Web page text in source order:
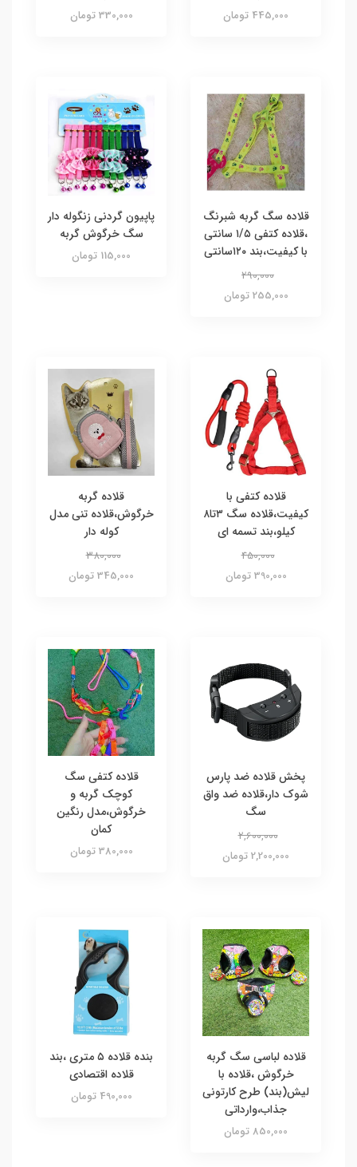
445,000 تومان
330,000 تومان
قلاده سگ گربه شبرنگ
،قلاده کتفی ۱/۵ سانتی
با کیفیت،بند ۱۲۰سانتی
290,000
255,000 تومان
پاپیون گردنی زنگوله دار
سگ خرگوش گربه
115,000 تومان
قلاده کتفی با
کیفیت،قلاده سگ ۳تا۸
کیلو،بند تسمه ای
450,000
390,000 تومان
قلاده گربه
خرگوش،قلاده تنی مدل
کوله دار
380,000
345,000 تومان
پخش قلاده ضد پارس
شوک دار،قلاده ضد واق
سگ
2,600,000
2,200,000 تومان
قلاده کتفی سگ
کوچک گربه و
خرگوش،مدل رنگین
کمان
380,000 تومان
قلاده لباسی سگ گربه
خرگوش ،قلاده با
لیش(بند) طرح کارتونی
جذاب،وارداتی
850,000 تومان
بنده قلاده ۵ متری ،بند
قلاده اقتصادی
490,000 تومان